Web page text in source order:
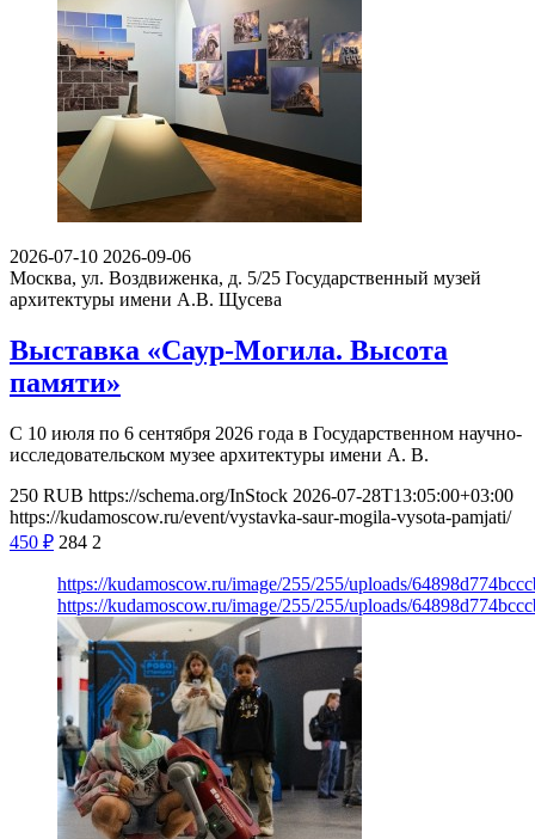
2026-07-10 2026-09-06
Москва, ул. Воздвиженка, д. 5/25 Государственный музей
архитектуры имени А.В. Щусева
Выставка «Саур-Могила. Высота
памяти»
С 10 июля по 6 сентября 2026 года в Государственном научно-
исследовательском музее архитектуры имени А. В.
250 RUB https://schema.org/InStock 2026-07-28T13:05:00+03:00
https://kudamoscow.ru/event/vystavka-saur-mogila-vysota-pamjati/
450 ₽ 284 2
https://kudamoscow.ru/image/255/255/uploads/
https://kudamoscow.ru/image/255/255/uploads/